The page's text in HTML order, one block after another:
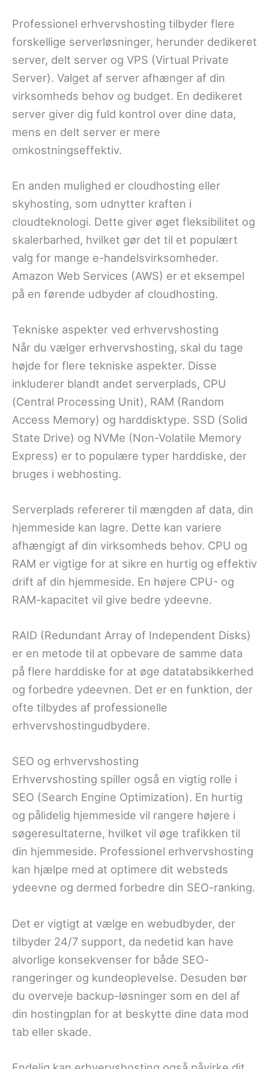
Professionel erhvervshosting tilbyder flere
forskellige serverløsninger, herunder dedikeret
server, delt server og VPS (Virtual Private
Server). Valget af server afhænger af din
virksomheds behov og budget. En dedikeret
server giver dig fuld kontrol over dine data,
mens en delt server er mere
omkostningseffektiv.
En anden mulighed er cloudhosting eller
skyhosting, som udnytter kraften i
cloudteknologi. Dette giver øget fleksibilitet og
skalerbarhed, hvilket gør det til et populært
valg for mange e-handelsvirksomheder.
Amazon Web Services (AWS) er et eksempel
på en førende udbyder af cloudhosting.
Tekniske aspekter ved erhvervshosting
Når du vælger erhvervshosting, skal du tage
højde for flere tekniske aspekter. Disse
inkluderer blandt andet serverplads, CPU
(Central Processing Unit), RAM (Random
Access Memory) og harddisktype. SSD (Solid
State Drive) og NVMe (Non-Volatile Memory
Express) er to populære typer harddiske, der
bruges i webhosting.
Serverplads refererer til mængden af data, din
hjemmeside kan lagre. Dette kan variere
afhængigt af din virksomheds behov. CPU og
RAM er vigtige for at sikre en hurtig og effektiv
drift af din hjemmeside. En højere CPU- og
RAM-kapacitet vil give bedre ydeevne.
RAID (Redundant Array of Independent Disks)
er en metode til at opbevare de samme data
på flere harddiske for at øge datatabsikkerhed
og forbedre ydeevnen. Det er en funktion, der
ofte tilbydes af professionelle
erhvervshostingudbydere.
SEO og erhvervshosting
Erhvervshosting spiller også en vigtig rolle i
SEO (Search Engine Optimization). En hurtig
og pålidelig hjemmeside vil rangere højere i
søgeresultaterne, hvilket vil øge trafikken til
din hjemmeside. Professionel erhvervshosting
kan hjælpe med at optimere dit websteds
ydeevne og dermed forbedre din SEO-ranking.
Det er vigtigt at vælge en webudbyder, der
tilbyder 24/7 support, da nedetid kan have
alvorlige konsekvenser for både SEO-
rangeringer og kundeoplevelse. Desuden bør
du overveje backup-løsninger som en del af
din hostingplan for at beskytte dine data mod
tab eller skade.